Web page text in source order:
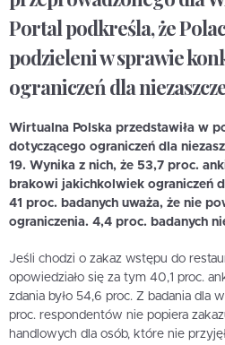
Portal podkreśla, że
podzieleni w sprawie
ograniczeń dla
Wirtualna Polska przedstawiła w
dotyczącego ograniczeń dla
19. Wynika z nich, że 53,7 proc.
brakowi jakichkolwiek ograniczeń
41 proc. badanych uważa, że nie
ograniczenia. 4,4 proc. badanych
Jeśli chodzi o zakaz wstępu do
opowiedziało się za tym 40,1 proc.
zdania było 54,6 proc. Z badania dla
proc. respondentów nie popiera
handlowych dla osób, które nie